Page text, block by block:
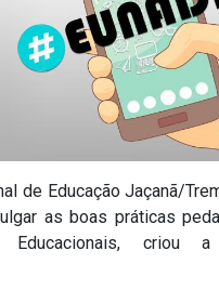
de Educação Jaçanã/
as boas práticas
Educacionais, criou a